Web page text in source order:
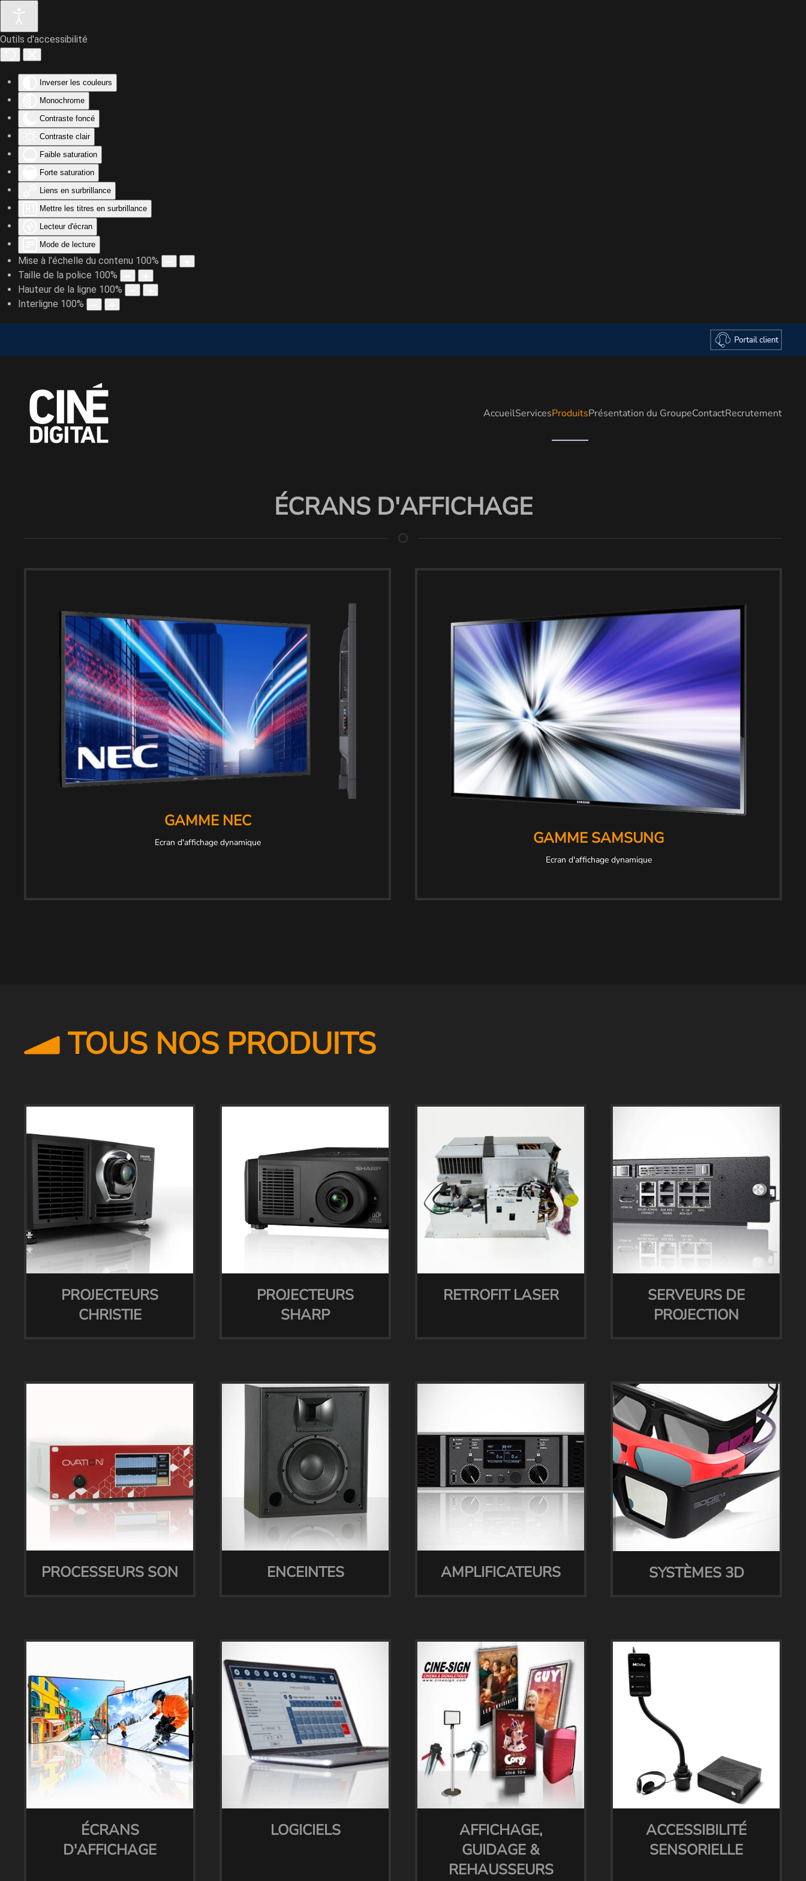
Outils d'accessibilité
Inverser les couleurs
Monochrome
Contraste foncé
Contraste clair
Faible saturation
Forte saturation
Liens en surbrillance
Mettre les titres en surbrillance
Lecteur d'écran
Mode de lecture
Mise à l'échelle du contenu 100%
Taille de la police 100%
Hauteur de la ligne 100%
Interligne 100%
Accéder au contenu principal
AccueilServicesProduitsPrésentation du GroupeContactRecrutement
ÉCRANS D'AFFICHAGE
GAMME NEC
Ecran d'affichage dynamique GAMME SAMSUNG
Ecran d'affichage dynamique
TOUS NOS PRODUITS
PROJECTEURS
CHRISTIE
PROJECTEURS
SHARP
RETROFIT LASER
SERVEURS DE
PROJECTION
PROCESSEURS SON ENCEINTES AMPLIFICATEURS SYSTÈMES 3D
ÉCRANS
D'AFFICHAGE
LOGICIELS
AFFICHAGE,
GUIDAGE &
REHAUSSEURS
ACCESSIBILITÉ
SENSORIELLE